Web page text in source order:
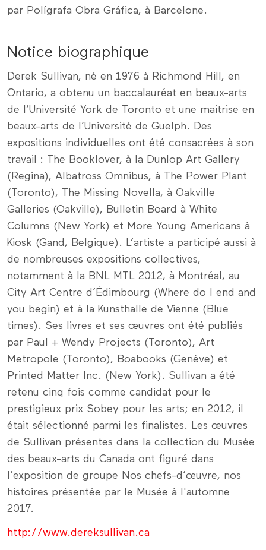
par Polígrafa Obra Gráfica, à Barcelone.
Notice biographique
Derek Sullivan, né en 1976 à Richmond Hill, en
Ontario, a obtenu un baccalauréat en beaux-arts
de l’Université York de Toronto et une maitrise en
beaux-arts de l’Université de Guelph. Des
expositions individuelles ont été consacrées à son
travail : The Booklover, à la Dunlop Art Gallery
(Regina), Albatross Omnibus, à The Power Plant
(Toronto), The Missing Novella, à Oakville
Galleries (Oakville), Bulletin Board à White
Columns (New York) et More Young Americans à
Kiosk (Gand, Belgique). L’artiste a participé aussi à
de nombreuses expositions collectives,
notamment à la BNL MTL 2012, à Montréal, au
City Art Centre d’Édimbourg (Where do I end and
you begin) et à la Kunsthalle de Vienne (Blue
times). Ses livres et ses œuvres ont été publiés
par Paul + Wendy Projects (Toronto), Art
Metropole (Toronto), Boabooks (Genève) et
Printed Matter Inc. (New York). Sullivan a été
retenu cinq fois comme candidat pour le
prestigieux prix Sobey pour les arts; en 2012, il
était sélectionné parmi les finalistes. Les œuvres
de Sullivan présentes dans la collection du Musée
des beaux-arts du Canada ont figuré dans
l’exposition de groupe Nos chefs-d’œuvre, nos
histoires présentée par le Musée à l'automne
2017.
http://www.dereksullivan.ca